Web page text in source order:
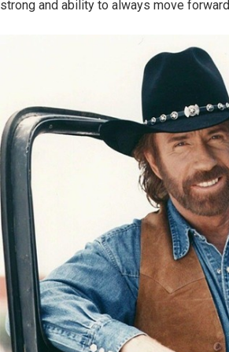
strong and ability to always move